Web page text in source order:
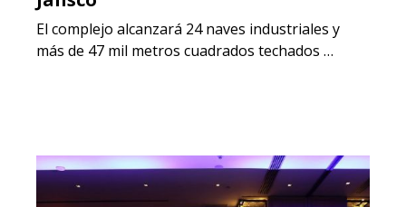
El complejo alcanzará 24 naves industriales y
más de 47 mil metros cuadrados techados …